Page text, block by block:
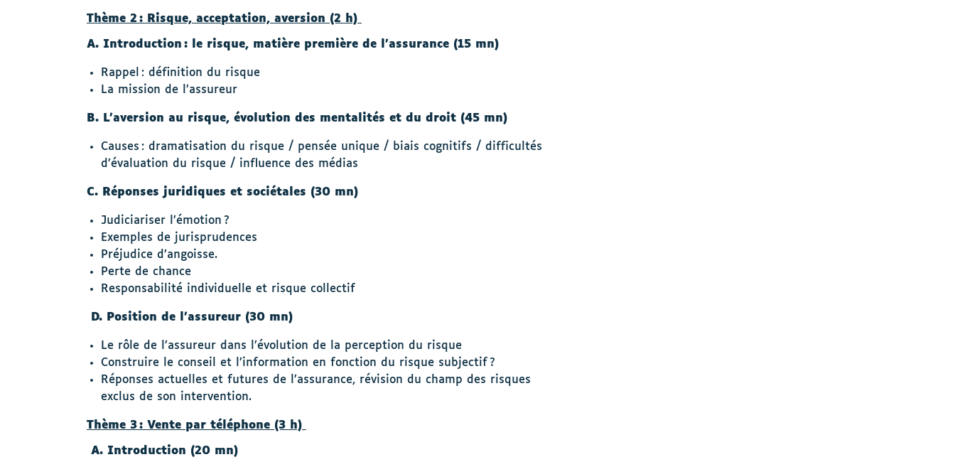
Thème 2 : Risque, acceptation, aversion (2 h)
A. Introduction : le risque, matière première de l’assurance (15 mn)
Rappel : définition du risque
La mission de l’assureur
B. L’aversion au risque, évolution des mentalités et du droit (45 mn)
Causes : dramatisation du risque / pensée unique / biais cognitifs / difficultés
d’évaluation du risque / influence des médias
C. Réponses juridiques et sociétales (30 mn)
Judiciariser l’émotion ?
Exemples de jurisprudences
Préjudice d’angoisse.
Perte de chance
Responsabilité individuelle et risque collectif
D. Position de l’assureur (30 mn)
Le rôle de l’assureur dans l’évolution de la perception du risque
Construire le conseil et l’information en fonction du risque subjectif ?
Réponses actuelles et futures de l’assurance, révision du champ des risques
exclus de son intervention.
Thème 3 : Vente par téléphone (3 h)
A. Introduction (20 mn)